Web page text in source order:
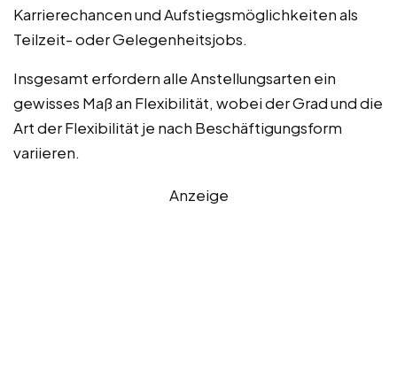
Karrierechancen und Aufstiegsmöglichkeiten als
Teilzeit- oder Gelegenheitsjobs.
Insgesamt erfordern alle Anstellungsarten ein
gewisses Maß an Flexibilität, wobei der Grad und die
Art der Flexibilität je nach Beschäftigungsform
variieren.
Anzeige